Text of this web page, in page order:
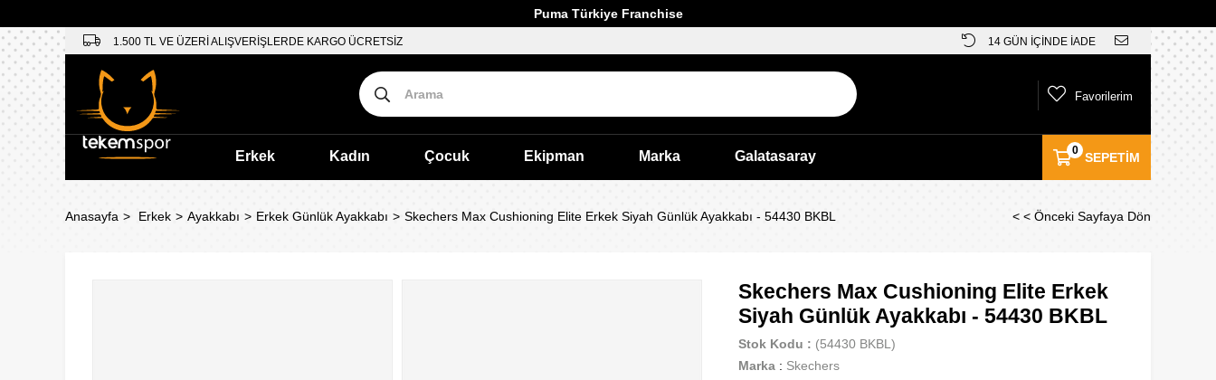
Puma Türkiye Franchise
1.500 TL VE ÜZERİ ALIŞVERİŞLERDE KARGO ÜCRETSİZ 14 GÜN İÇİNDE İADE
SEPETIM
0
Favorilerim
Erkek Kadın Çocuk Ekipman Marka Galatasaray
Anasayfa Erkek Ayakkabı Erkek Günlük Ayakkabı Skechers Max Cushioning Elite Erkek Siyah Günlük Ayakkabı - 54430 BKBL < < Önceki Sayfaya Dön
Skechers Max Cushioning Elite Erkek
Siyah Günlük Ayakkabı - 54430 BKBL
Stok Kodu
(54430 BKBL)
Marka : Skechers